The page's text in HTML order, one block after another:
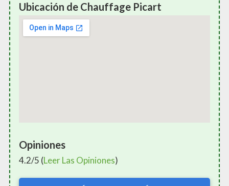
Ubicación de Chauffage Picart
Opiniones
4.2/5 (Leer Las Opiniones)